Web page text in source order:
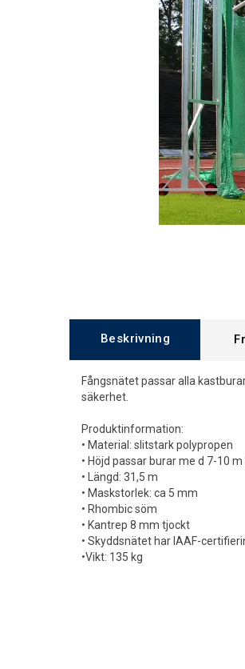
Beskrivning
Fångsnätet passar alla
säkerhet.
Produktinformation:
• Material: slitstark polypropen
• Höjd passar burar me d 7-10 m
• Längd: 31,5 m
• Maskstorlek: ca 5 mm
• Rhombic söm
• Kantrep 8 mm tjockt
• Skyddsnätet har IAAF-
•Vikt: 135 kg